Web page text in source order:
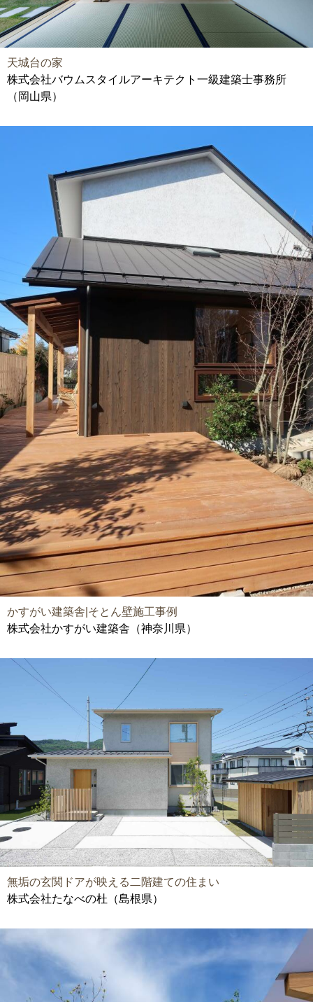
天城台の家
株式会社バウムスタイルアーキテクト一級建築士事務所
（岡山県）
かすがい建築舎|そとん壁施工事例
株式会社かすがい建築舎（神奈川県）
無垢の玄関ドアが映える二階建ての住まい
株式会社たなべの杜（島根県）